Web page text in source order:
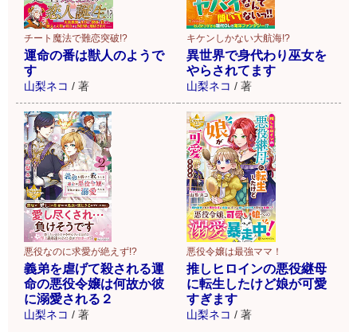
チート魔法で難恋突破!?
運命の番は獣人のようで
す
山梨ネコ / 著
キケンしかない大航海!?
異世界で身代わり巫女を
やらされてます
山梨ネコ / 著
悪役なのに求愛が絶えず!?
義弟を虐げて殺される運
命の悪役令嬢は何故か彼
に溺愛される２
山梨ネコ / 著
悪役令嬢は最強ママ！
推しヒロインの悪役継母
に転生したけど娘が可愛
すぎます
山梨ネコ / 著